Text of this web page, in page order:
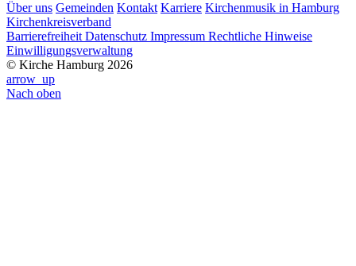
Über uns Gemeinden Kontakt Karriere Kirchenmusik in Hamburg
Kirchenkreisverband
Barrierefreiheit Datenschutz Impressum Rechtliche Hinweise
Einwilligungsverwaltung
© Kirche Hamburg 2026
arrow_up
Nach oben